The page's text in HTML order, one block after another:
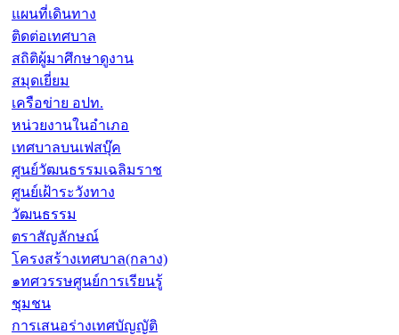
แผนที่เดินทาง
ติดต่อเทศบาล
สถิติผู้มาศึกษาดูงาน
สมุดเยี่ยม
เครือข่าย อปท.
หน่วยงานในอำเภอ
เทศบาลบนเฟสบุ๊ค
ศูนย์วัฒนธรรมเฉลิมราช
ศูนย์เฝ้าระวังทาง
วัฒนธรรม
ตราสัญลักษณ์
โครงสร้างเทศบาล(กลาง)
๑ทศวรรษศูนย์การเรียนรู้
ชุมชน
การเสนอร่างเทศบัญญัติ